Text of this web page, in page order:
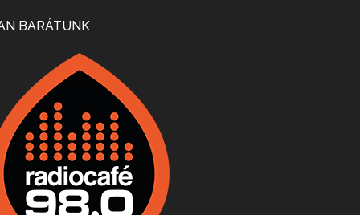
Apr 24, 2026 • 00:38:10
Villány, kékfrankos, Jackfall
Apr 17, 2026 • 00:35:38
BARÁTUNK